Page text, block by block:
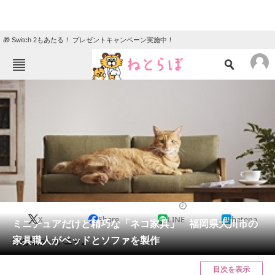
🎁 Switch 2もあたる！ プレゼントキャンペーン実施中！
ねとらぼメニュー
TOP
クイズ
地域
住まい 教育・育児
リサーチ
会員記事
メディア
ミニチュアだけど精巧な「ネコ家具」 福岡県大川市の
家具職人がベッドとソファを製作
X Share LINE hatena
寝心地がいいニャ。
目次を表示